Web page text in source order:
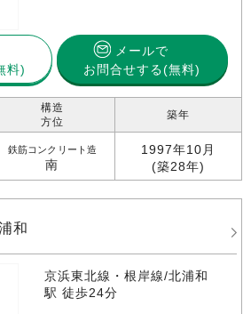
メールで
お問合せする(無料)
構造
方位
鉄筋コンクリート造
南
築年
1997年10月
(築28年)
浦和
京浜東北線・根岸線/北浦和
駅 徒歩24分